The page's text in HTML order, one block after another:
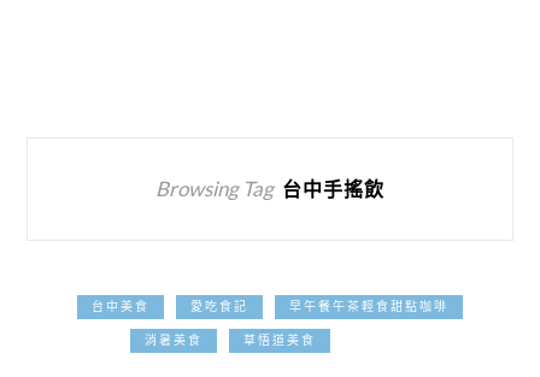
Browsing Tag 台中手搖飲
台中美食 愛吃食記 早午餐午茶輕食甜點咖啡
消暑美食 草悟道美食